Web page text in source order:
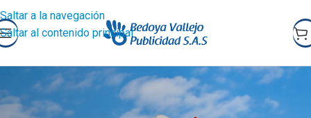
Saltar a la navegación
Saltar al contenido principal